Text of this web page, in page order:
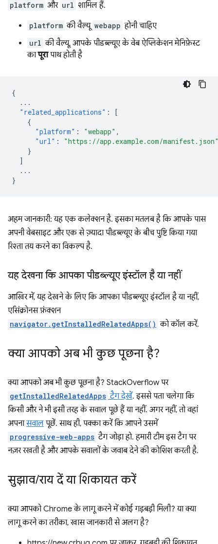
platform और url शामिल हैं.
platform की वैल्यू webapp होनी चाहिए
url की वैल्यू, आपके पीडब्ल्यूए के वेब ऐप्लिकेशन मेनिफ़ेस्ट
कापूरापाथ होती है
{
...
"related_applications" :
[
{
"platform" : "webapp" ,
"url" :
"https://app.example.com/
}
]
...
}
अहम जानकारी: यह एक कलेक्शन है. इसका मतलब है कि आपके पास
अपनी वेबसाइट और एक से ज़्यादा पीडब्ल्यूए के बीच पुष्टि किया गया
रिश्ता तय करने का विकल्प है.
यह देखना कि आपका पीडब्ल्यूए इंस्टॉल है या नहीं
आखिर में, यह देखने के लिए कि आपका पीडब्ल्यूए इंस्टॉल है या नहीं,
एसिंक्रोनस फ़ंक्शन
navigator.getInstalledRelatedApps() को कॉल करें.
क्या आपको अब भी कुछ पूछना है?
क्या आपको अब भी कुछ पूछना है? StackOverflow पर
getInstalledRelatedApps टैग देखें. इससे पता चलेगा कि
किसी और ने भी इसी तरह के सवाल पूछे हैं या नहीं. अगर नहीं, तो वहां
अपनासवाल पूछें. साथ ही, पक्का करें कि आपने उसमें
progressive-web-apps टैग जोड़ा हो. हमारी टीम इस टैग पर
नज़र रखती है और आपके सवालों के जवाब देने की कोशिश करती है.
सुझाव/राय दें या शिकायत करें
क्या आपको Chrome के लागू करने में कोई गड़बड़ी मिली? या क्या
लागू करने का तरीका, खास जानकारी से अलग है?